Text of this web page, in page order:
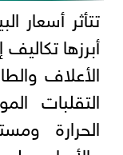
تتأثر أسعار
أبرزها
الأعلاف
التقلبات
الحرارة